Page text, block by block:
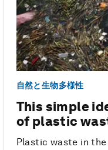
自然と生物多様性
This simple
of plastic
Plastic waste in